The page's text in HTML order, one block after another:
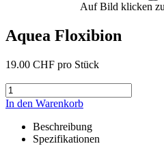
Auf Bild klicken
Aquea Floxibion
19.00 CHF pro Stück
In den Warenkorb
Beschreibung
Spezifikationen